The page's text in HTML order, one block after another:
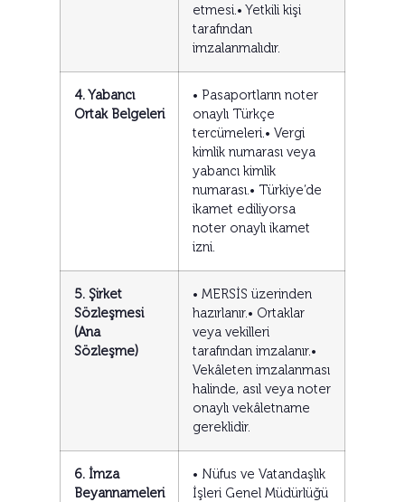
etmesi.• Yetkili kişi
tarafından
imzalanmalıdır.
4. Yabancı
Ortak Belgeleri
• Pasaportların noter
onaylı Türkçe
tercümeleri.• Vergi
kimlik numarası veya
yabancı kimlik
numarası.• Türkiye’de
ikamet ediliyorsa
noter onaylı ikamet
izni.
5. Şirket
Sözleşmesi
(Ana
Sözleşme)
• MERSİS üzerinden
hazırlanır.• Ortaklar
veya vekilleri
tarafından imzalanır.•
Vekâleten imzalanması
halinde, asıl veya noter
onaylı vekâletname
gereklidir.
6. İmza
Beyannameleri
• Nüfus ve Vatandaşlık
İşleri Genel Müdürlüğü